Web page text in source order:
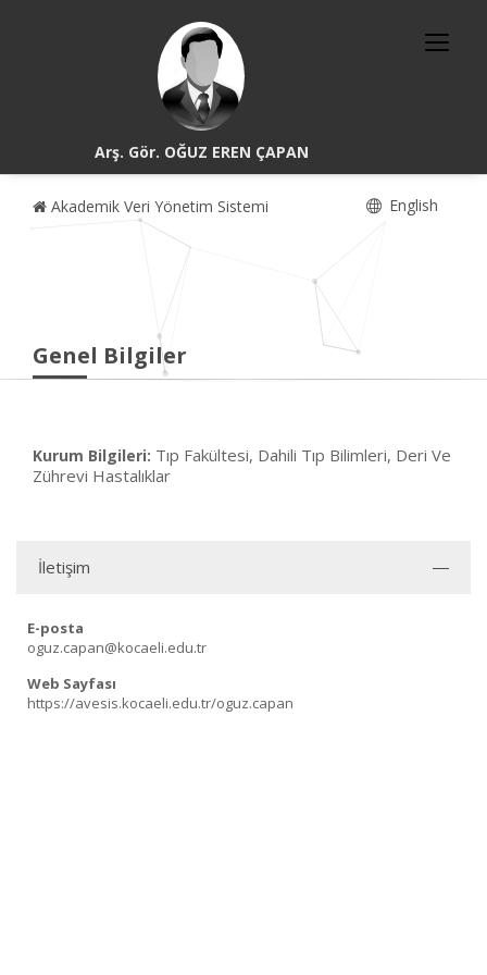
Arş. Gör. OĞUZ EREN ÇAPAN
Akademik Veri Yönetim Sistemi English
Genel Bilgiler
Kurum Bilgileri: Tıp Fakültesi, Dahili Tıp Bilimleri, Deri Ve
Zührevi Hastalıklar
İletişim
E-posta
oguz.capan@kocaeli.edu.tr
Web Sayfası
https://avesis.kocaeli.edu.tr/oguz.capan